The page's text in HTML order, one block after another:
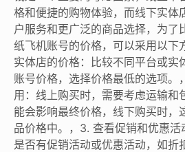
格和便捷的购物体验，而线下实体
户服务和更广泛的商品选择，为了
纸飞机账号的价格，可以采用以下
实体店的价格：比较不同平台或实
账号价格，选择价格最低的选项。
用：线上购买时，需要考虑运输和
能会影响最终价格，线下购买时，
品价格中。，3. 查看促销和优惠
是否有促销活动或优惠活动，如折